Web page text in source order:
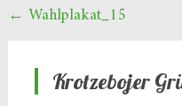
← Wahlplakat_15
Krotzebojer